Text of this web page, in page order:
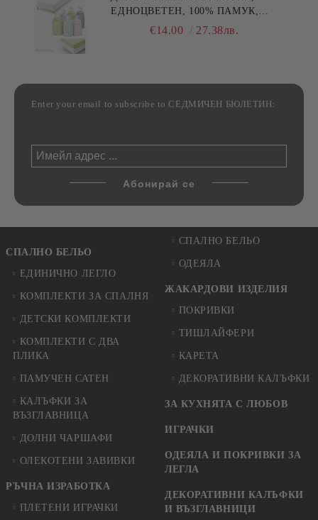
ЕДНОЦВЕТЕН, 100% ПАМУК,
РАЗЛИЧНИ РАЗМЕРИ
€14.00 27.38лв.
Enter your email to subscribe to СЕДМИЧЕН БЮЛЕТИН:
СПАЛНО БЕЛЬО
ЕДИНИЧНО ЛЕГЛО
КОМПЛЕКТИ ЗА СПАЛНЯ
ДЕТСКИ КОМПЛЕКТИ
КОМПЛЕКТИ С ДВА
ПЛИКА
ПАМУЧЕН САТЕН
КАЛЪФКИ ЗА
ВЪЗГЛАВНИЦА
ДОЛНИ ЧАРШАФИ
ОЛЕКОТЕНИ ЗАВИВКИ
РЪЧНА ИЗРАБОТКА
ПЛЕТЕНИ ИГРАЧКИ
СПАЛНО БЕЛЬО
ОДЕЯЛА
ЖАКАРДОВИ ИЗДЕЛИЯ
ПОКРИВКИ
ТИШЛАЙФЕРИ
КАРЕТА
ДЕКОРАТИВНИ КАЛЪФКИ
ЗА КУХНЯТА С ЛЮБОВ
ИГРАЧКИ
ОДЕЯЛА И ПОКРИВКИ ЗА
ЛЕГЛА
ДЕКОРАТИВНИ КАЛЪФКИ
И ВЪЗГЛАВНИЦИ